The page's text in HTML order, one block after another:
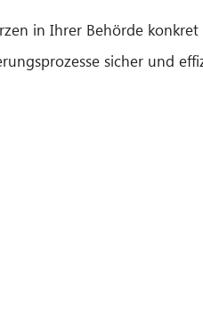
in Ihrer Behörde
sicher und